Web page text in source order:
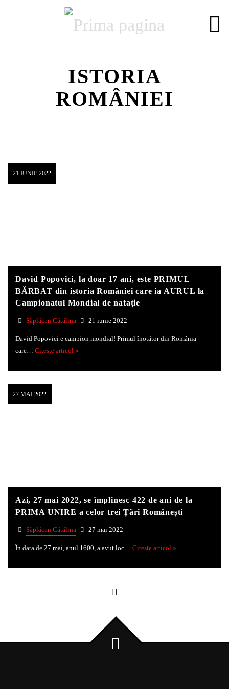
ISTORIA
ROMÂNIEI
21 IUNIE 2022
David Popovici, la doar 17 ani, este PRIMUL
BĂRBAT din istoria României care ia AURUL la
Campionatul Mondial de natație
Săplăcan Cătălina 21 iunie 2022
David Popovici e campion mondial! Primul înotător din România
care… Citeste articol »
27 MAI 2022
Azi, 27 mai 2022, se împlinesc 422 de ani de la
PRIMA UNIRE a celor trei Țări Românești
Săplăcan Cătălina 27 mai 2022
În data de 27 mai, anul 1600, a avut loc… Citeste articol »